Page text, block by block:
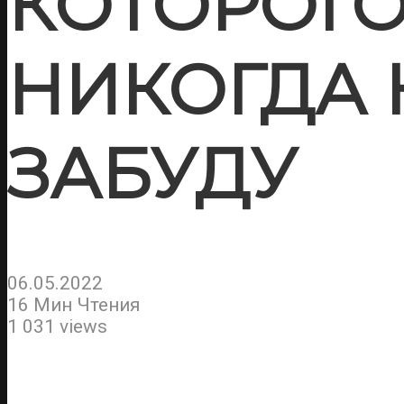
НИКОГДА
ЗАБУДУ
06.05.2022
16 Мин Чтения
1 031 views